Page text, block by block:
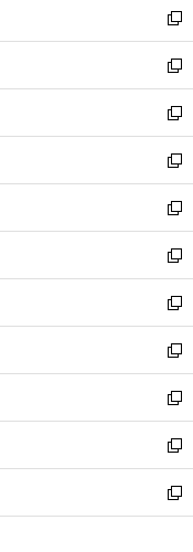
く
で
開
く
ド
ウ
で
開
く
い
ウ
ィ
ン
ド
ウ
で
開
く
新
し
い
ウ
ィ
ン
ド
ウ
で
開
く
新
し
い
ウ
ィ
ン
ド
ウ
で
開
く
新
し
い
ウ
ィ
ン
ド
ウ
で
開
く
新
し
い
ウ
ィ
ン
ド
ウ
で
開
く
新
し
い
ウ
ィ
ン
ド
ウ
で
開
く
新
し
い
ウ
ィ
ン
ド
ウ
で
開
く
新
し
い
ウ
ィ
ン
ド
ウ
で
開
新
し
い
ウ
ィ
ン
ド
ウ
新
し
い
ウ
ィ
ン
新
し
い
ウ
新
し